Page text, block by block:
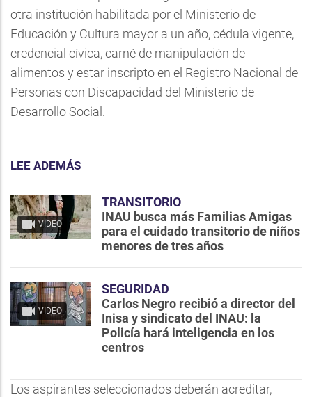
otra institución habilitada por el Ministerio de
Educación y Cultura mayor a un año, cédula vigente,
credencial cívica, carné de manipulación de
alimentos y estar inscripto en el Registro Nacional de
Personas con Discapacidad del Ministerio de
Desarrollo Social.
LEE ADEMÁS
VIDEO
TRANSITORIO
INAU busca más Familias Amigas
para el cuidado transitorio de niños
menores de tres años
VIDEO
SEGURIDAD
Carlos Negro recibió a director del
Inisa y sindicato del INAU: la
Policía hará inteligencia en los
centros
Los aspirantes seleccionados deberán acreditar,